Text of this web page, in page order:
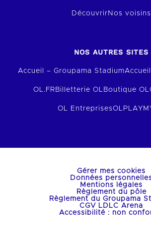
Découvrir Nos voisins
NOS AUTRES SITES
Accueil – Groupama Stadium
OL.FR Billetterie OL Boutique OL
OL EntreprisesOLPLAY
Gérer mes cookies
Données
Mentions légales
Règlement du pôle
Règlement du Groupama
CGV LDLC Arena
Accessibilité : non